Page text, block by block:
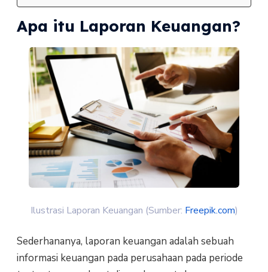
Apa itu Laporan Keuangan?
Ilustrasi Laporan Keuangan (Sumber: Freepik.com)
Sederhananya, laporan keuangan adalah sebuah
informasi keuangan pada perusahaan pada periode